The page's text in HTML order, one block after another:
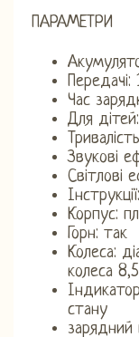
ПАРАМЕТРИ
Час
Для
Звукові
Світлові
Корпус:
Горн: так
Колеса:
колеса
стану
зарядний